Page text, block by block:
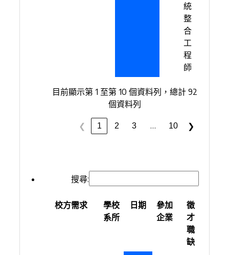
統
整
合
工
程
師
目前顯示第 1 至第 10 個資料列，總計 92
個資料列
❮ 1 2 3 … 10 ❯
搜尋:
校方需求
學校
系所
日期
參加
企業
徵
才
職
缺